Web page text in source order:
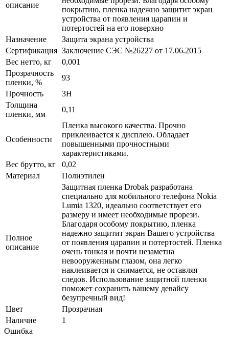
описание
покрытию, пленка надежно защитит экран
устройства от появления царапин и
потертостей на его поверхно
Назначение
Защита экрана устройства
Сертификация Заключение СЭС №26227 от 17.06.2015
Вес нетто, кг
0,001
Прозрачность
пленки, %
93
Прочность
3H
Толщина
пленки, мм
0,11
Особенности
Пленка высокого качества. Прочно
приклеивается к дисплею. Обладает
повышенными прочностными
характеристиками.
Вес брутто, кг
0,02
Материал
Полиэтилен
Полное
описание
Защитная пленка Drobak разработана
специально для мобильного телефона Nokia
Lumia 1320, идеально соответствует его
размеру и имеет необходимые прорези.
Благодаря особому покрытию, пленка
надежно защитит экран Вашего устройства
от появления царапин и потертостей. Пленка
очень тонкая и почти незаметна
невооруженным глазом, она легко
наклеивается и снимается, не оставляя
следов. Использование защитной пленки
поможет сохранить вашему девайсу
безупречный вид!
Цвет
Прозрачная
Наличие
1
Ошибка